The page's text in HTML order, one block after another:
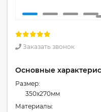
Заказать звонок
Основные
Размер:
350x270мм
Материалы: